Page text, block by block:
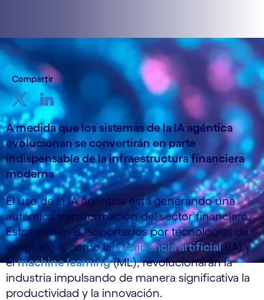
Compartir
A medida que los sistemas de la IA agéntica
evolucionan se convertirán en parte
indispensable de la infraestructura financiera
moderna
El uso de la IA agéntica está generando una
auténtica transformación del sector financiero.
Estos sistemas, soportados por tecnologías de
vanguardia, como lainteligencia artificial(IA) y
elmachine learning(ML), revolucionarán la
industria impulsando de manera significativa la
productividad y la innovación.